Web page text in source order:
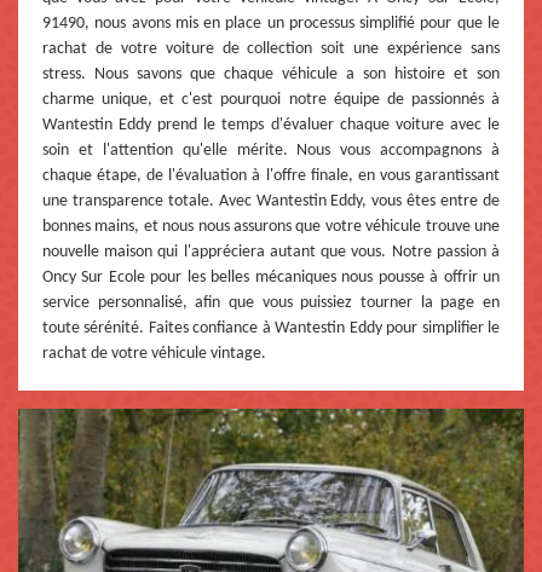
91490, nous avons mis en place un processus simplifié pour que le
rachat de votre voiture de collection soit une expérience sans
stress. Nous savons que chaque véhicule a son histoire et son
charme unique, et c'est pourquoi notre équipe de passionnés à
Wantestin Eddy prend le temps d'évaluer chaque voiture avec le
soin et l'attention qu'elle mérite. Nous vous accompagnons à
chaque étape, de l'évaluation à l'offre finale, en vous garantissant
une transparence totale. Avec Wantestin Eddy, vous êtes entre de
bonnes mains, et nous nous assurons que votre véhicule trouve une
nouvelle maison qui l'appréciera autant que vous. Notre passion à
Oncy Sur Ecole pour les belles mécaniques nous pousse à offrir un
service personnalisé, afin que vous puissiez tourner la page en
toute sérénité. Faites confiance à Wantestin Eddy pour simplifier le
rachat de votre véhicule vintage.